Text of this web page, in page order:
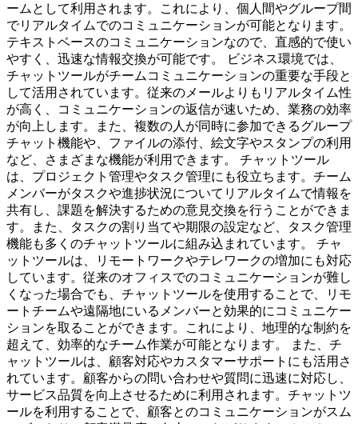
ームとして利用されます。これにより、個人間やグループ間
でリアルタイムでのコミュニケーションが可能となります。
テキストベースのコミュニケーションなので、直感的で使い
やすく、迅速な情報交換が可能です。 ビジネス環境では、
チャットツールがチームコミュニケーションの重要な手段と
して活用されています。従来のメールよりもリアルタイム性
が高く、コミュニケーションの返信が速いため、業務の効率
が向上します。また、複数の人が同時に参加できるグループ
チャット機能や、ファイルの添付、絵文字やスタンプの利用
など、さまざまな機能が利用できます。 チャットツール
は、プロジェクト管理やタスク管理にも役立ちます。チーム
メンバーがタスクや進捗状況についてリアルタイムで情報を
共有し、課題を解決するための意見交換を行うことができま
す。また、タスクの割り当てや期限の設定など、タスク管理
機能も多くのチャットツールに組み込まれています。 チャ
ットツールは、リモートワークやテレワークの増加にも対応
しています。従来のオフィスでのコミュニケーションが難し
くなった場合でも、チャットツールを使用することで、リモ
ートチームや遠隔地にいるメンバーと効果的にコミュニケー
ションを取ることができます。これにより、地理的な制約を
超えて、効率的なチーム作業が可能となります。 また、チ
ャットツールは、顧客対応やカスタマーサポートにも活用さ
れています。顧客からの問い合わせや質問に迅速に対応し、
サービス品質を向上させるために利用されます。チャットツ
ールを利用することで、顧客とのコミュニケーションがスム